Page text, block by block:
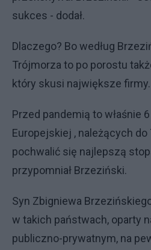
sukces - dodał.
Dlaczego? Bo według
Trójmorza to po porostu
który skusi największe firmy.
Przed pandemią to właśnie
Europejskiej , należących do
pochwalić się najlepszą
przypomniał Brzeziński.
Syn Zbigniewa
w takich państwach, oparty
publiczno-prywatnym, na